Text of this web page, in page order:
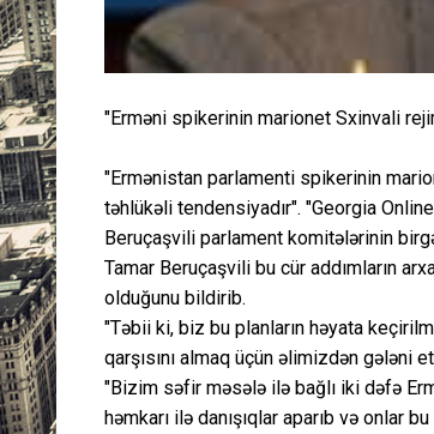
"Erməni spikerinin marionet Sxinvali
"Ermənistan parlamenti spikerinin
təhlükəli tendensiyadır". "Georgia
Beruçaşvili parlament komitələrinin
Tamar Beruçaşvili bu cür addımların
olduğunu bildirib.
"Təbii ki, biz bu planların həyata
qarşısını almaq üçün əlimizdən gələni
"Bizim səfir məsələ ilə bağlı iki dəfə
həmkarı ilə danışıqlar aparıb və onlar